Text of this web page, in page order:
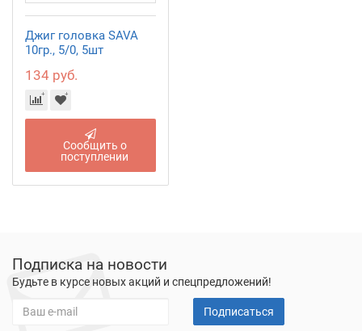
Джиг головка SAVA
10гр., 5/0, 5шт
134 руб.
Сообщить о
поступлении
Подписка на новости
Будьте в курсе новых акций и спецпредложений!
Подписаться